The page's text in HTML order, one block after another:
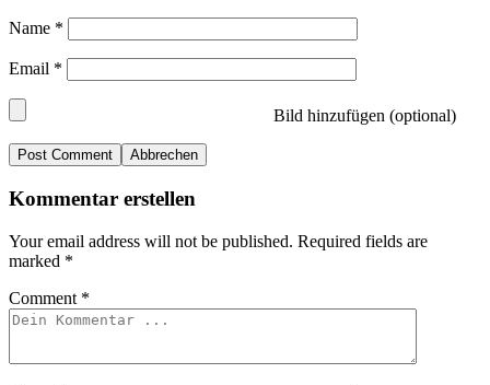
Name *
Email *
Bild hinzufügen (optional)
Abbrechen
Kommentar erstellen
Your email address will not be published. Required fields are
marked *
Comment *